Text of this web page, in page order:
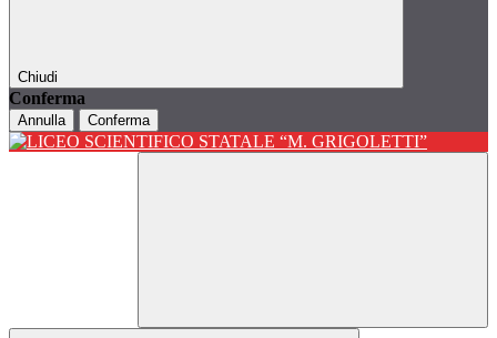
Chiudi
Conferma
Annulla Conferma